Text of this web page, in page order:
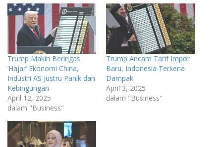
Trump Makin Beringas
‘Hajar’ Ekonomi China,
Industri AS Justru Panik dan
Kebingungan
April 12, 2025
dalam "Business"
Trump Ancam Tarif Impor
Baru, Indonesia Terkena
Dampak
April 3, 2025
dalam "Business"